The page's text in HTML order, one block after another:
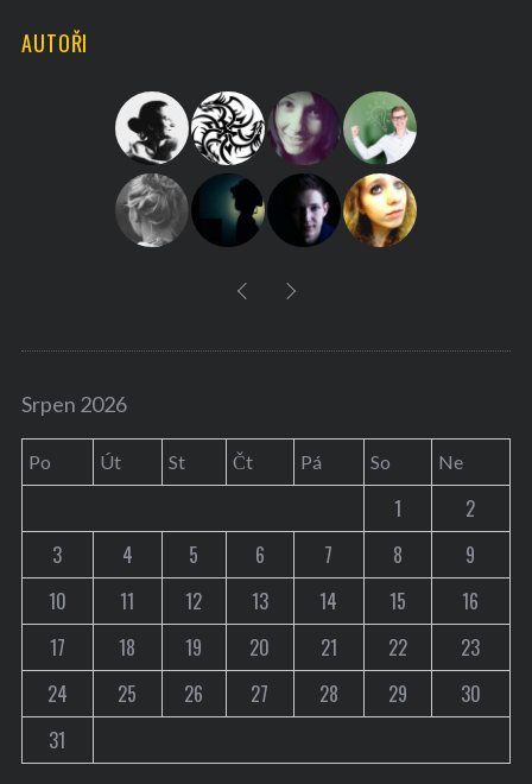
c
AUTOŘI
Srpen 2026
Po Út St Čt Pá So Ne
1
2
3
4 5 6 7 8
9
10
11 12 13 14 15
16
17
18 19 20 21 22
23
24
25 26 27 28 29
30
31